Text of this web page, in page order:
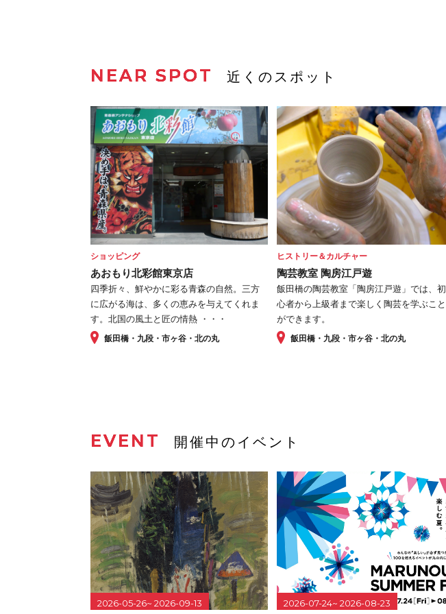
NEAR SPOT 近くのスポット
ショッピング
あおもり北彩館東京店
四季折々、鮮やかに彩る青森の自然。三方
に広がる海は、多くの恵みを与えてくれま
す。北国の風土と匠の情熱 ・・・
飯田橋・九段・市ヶ谷・北の丸
ヒストリー＆カルチャー
陶芸教室 陶房江戸遊
飯田橋の陶芸教室「陶房江戸遊」では、初
心者から上級者まで楽しく陶芸を学ぶこと
ができます。
飯田橋・九段・市ヶ谷・北の丸
EVENT 開催中のイベント
2026-05-26~ 2026-09-13 2026-07-24~ 2026-08-23